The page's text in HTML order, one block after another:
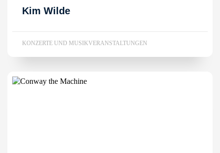
Kim Wilde
KONZERTE UND MUSIKVERANSTALTUNGEN